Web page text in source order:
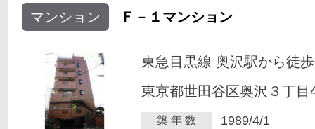
マンション Ｆ－１マンション
東急目黒線 奥沢駅から徒
東京都世田谷区奥沢３丁目
築 年 数 1989/4/1